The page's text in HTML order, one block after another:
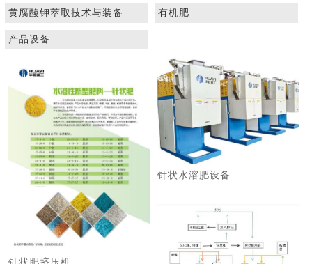
黄腐酸钾萃取技术与装备 有机肥
产品设备
针状水溶肥设备